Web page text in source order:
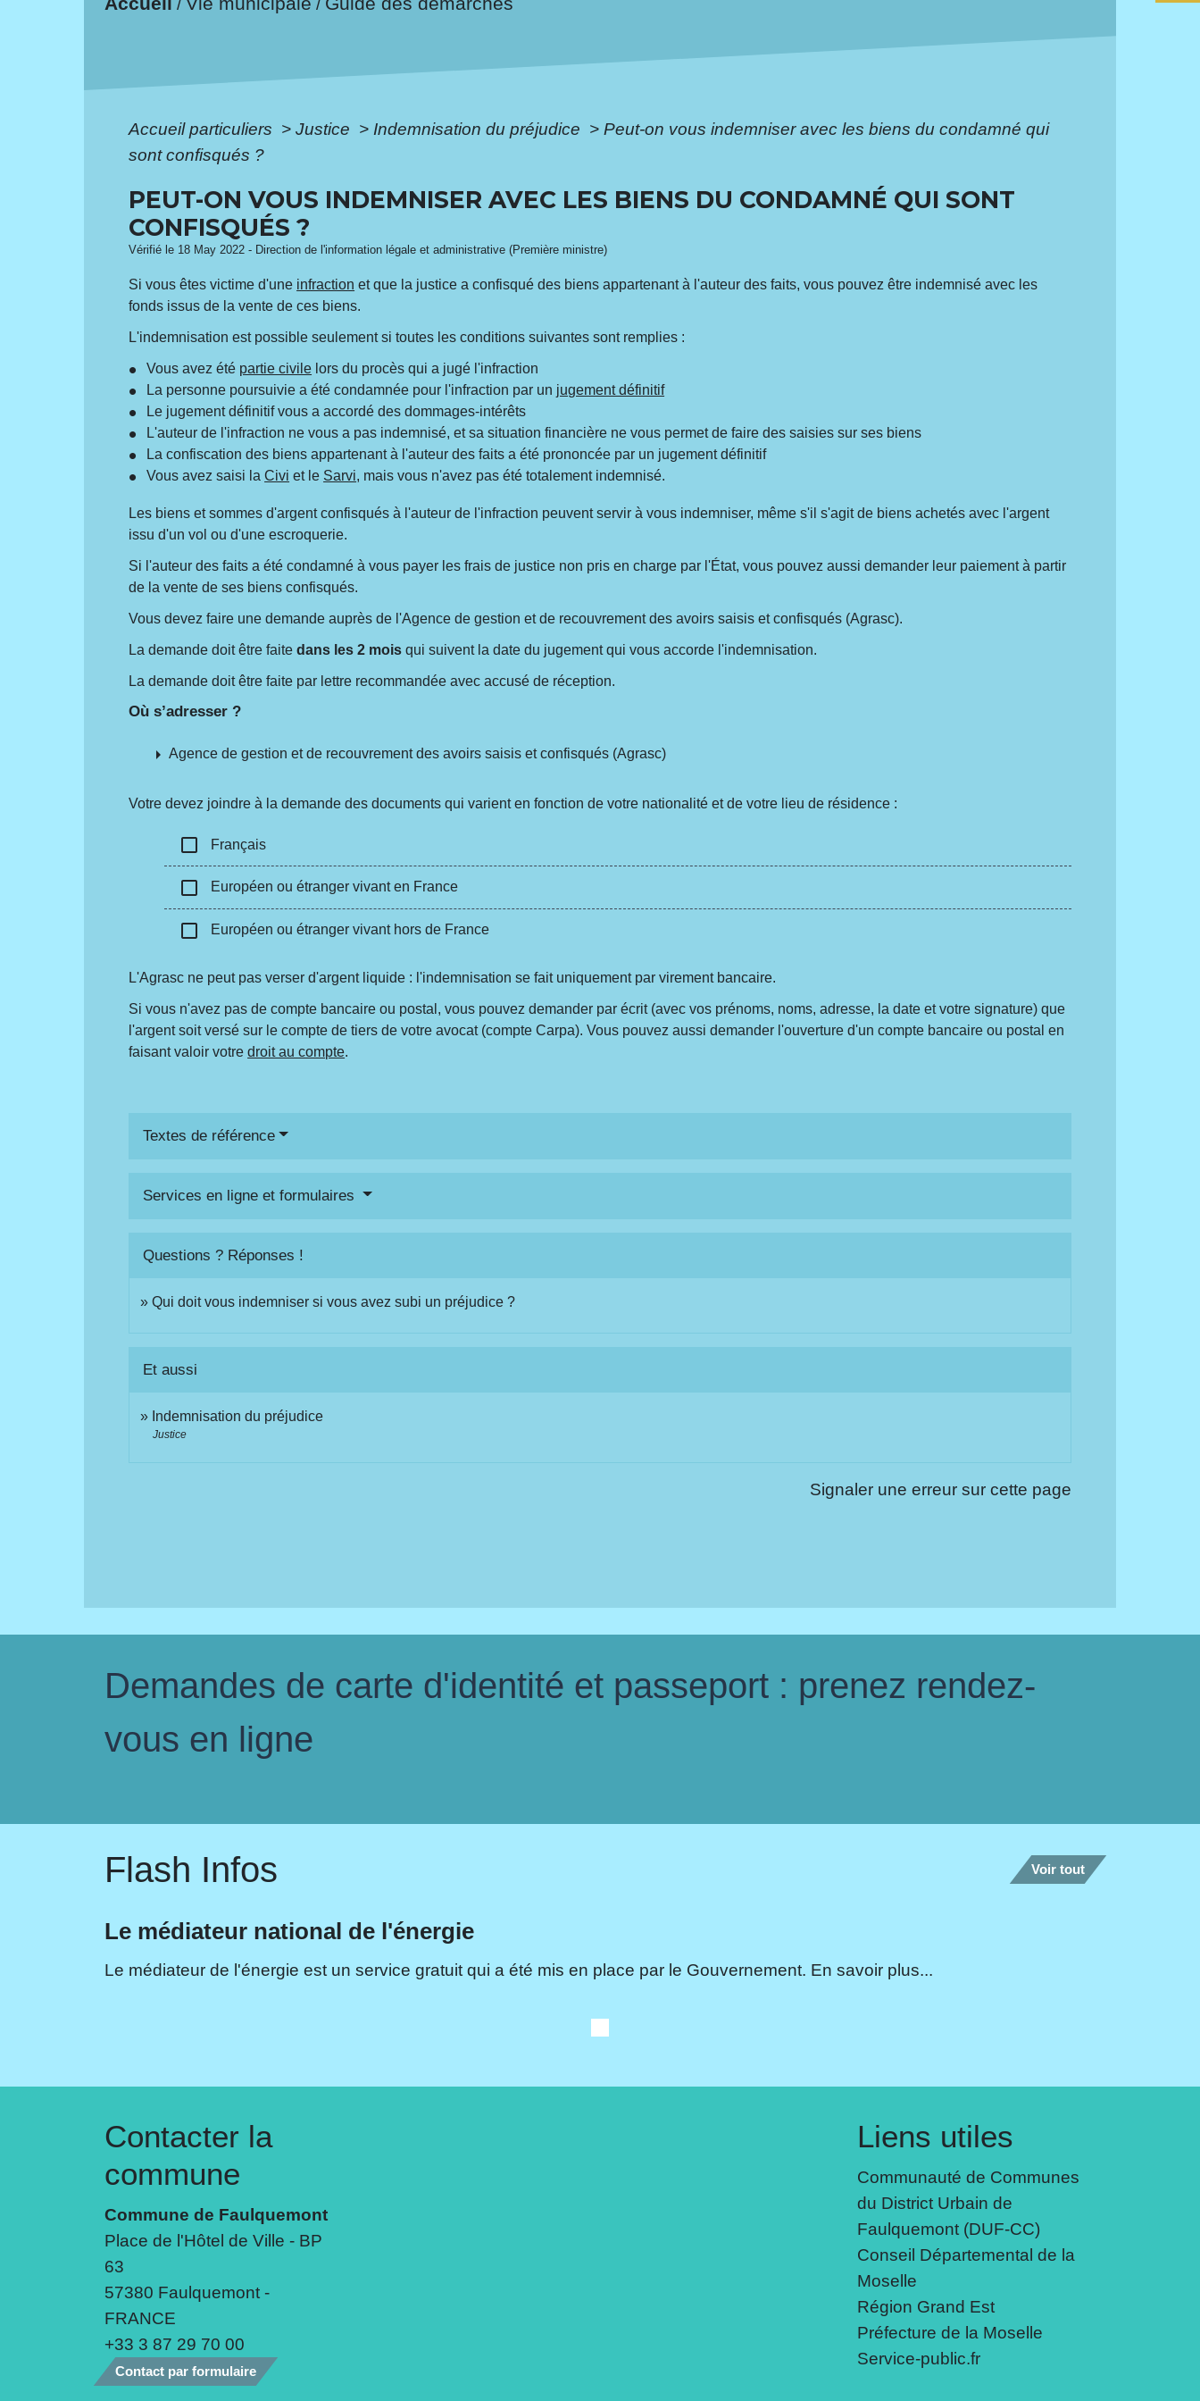
/ /
Accueil particuliers > Justice > Indemnisation du préjudice > Peut-on vous indemniser avec les biens du condamné qui
sont confisqués ?
PEUT-ON VOUS INDEMNISER AVEC LES BIENS DU CONDAMNÉ QUI SONT
CONFISQUÉS ?
Vérifié le 18 May 2022 - Direction de l'information légale et administrative (Première ministre)
Si vous êtes victime d'une infraction et que la justice a confisqué des biens appartenant à l'auteur des faits, vous pouvez être indemnisé avec les
fonds issus de la vente de ces biens.
L'indemnisation est possible seulement si toutes les conditions suivantes sont remplies :
Vous avez été partie civile lors du procès qui a jugé l'infraction
La personne poursuivie a été condamnée pour l'infraction par un jugement définitif
Le jugement définitif vous a accordé des dommages-intérêts
L'auteur de l'infraction ne vous a pas indemnisé, et sa situation financière ne vous permet de faire des saisies sur ses biens
La confiscation des biens appartenant à l'auteur des faits a été prononcée par un jugement définitif
Vous avez saisi laCivi et le Sarvi, mais vous n'avez pas été totalement indemnisé.
Les biens et sommes d'argent confisqués à l'auteur de l'infraction peuvent servir à vous indemniser, même s'il s'agit de biens achetés avec l'argent
issu d'un vol ou d'une escroquerie.
Si l'auteur des faits a été condamné à vous payer les frais de justice non pris en charge par l'État, vous pouvez aussi demander leur paiement à partir
de la vente de ses biens confisqués.
Vous devez faire une demande auprès de l'Agence de gestion et de recouvrement des avoirs saisis et confisqués (Agrasc).
La demande doit être faitedans les 2 mois qui suivent la date du jugement qui vous accorde l'indemnisation.
La demande doit être faite par lettre recommandée avec accusé de réception.
Où s’adresser ?
arrow_rightAgence de gestion et de recouvrement des avoirs saisis et confisqués (Agrasc)
Votre devez joindre à la demande des documents qui varient en fonction de votre nationalité et de votre lieu de résidence :
check_box_outline_blank Français
check_box_outline_blank Européen ou étranger vivant en France
check_box_outline_blank Européen ou étranger vivant hors de France
L'Agrasc ne peut pas verser d'argent liquide : l'indemnisation se fait uniquement par virement bancaire.
Si vous n'avez pas de compte bancaire ou postal, vous pouvez demander par écrit (avec vos prénoms, noms, adresse, la date et votre signature) que
l'argent soit versé sur le compte de tiers de votre avocat (compte Carpa). Vous pouvez aussi demander l'ouverture d'un compte bancaire ou postal en
faisant valoir votredroit au compte.
Textes de référence
Services en ligne et formulaires
Questions ? Réponses !
Qui doit vous indemniser si vous avez subi un préjudice ?
Et aussi
Indemnisation du préjudice
Justice
Signaler une erreur sur cette page
Demandes de carte d'identité et passeport : prenez rendez-
vous en ligne
Flash Infos Voir tout
Le médiateur national de l'énergie
Le médiateur de l'énergie est un service gratuit qui a été mis en place par le Gouvernement. En savoir plus...
Contacter la
commune
Commune de Faulquemont
Place de l'Hôtel de Ville - BP
63
57380 Faulquemont -
FRANCE
+33 3 87 29 70 00
Contact par formulaire
Liens utiles
Communauté de Communes
du District Urbain de
Faulquemont (DUF-CC)
Conseil Départemental de la
Moselle
Région Grand Est
Préfecture de la Moselle
Service-public.fr